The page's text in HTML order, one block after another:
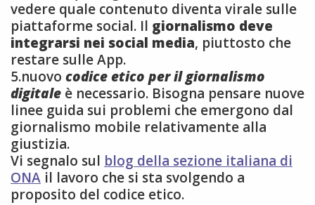
vedere quale contenuto diventa virale sulle
piattaforme social. Il giornalismo deve
integrarsi nei social media, piuttosto che
restare sulle App.
5.nuovo codice etico per il giornalismo
digitale è necessario. Bisogna pensare nuove
linee guida sui problemi che emergono dal
giornalismo mobile relativamente alla
giustizia.
Vi segnalo sul blog della sezione italiana di
ONA il lavoro che si sta svolgendo a
proposito del codice etico.